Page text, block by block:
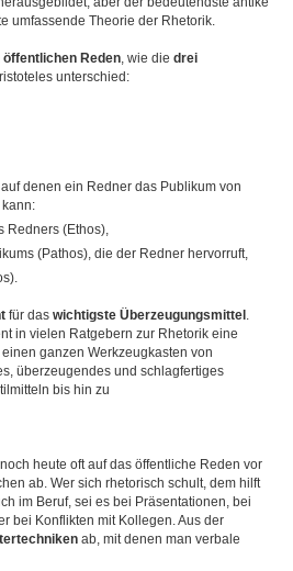
umfassende Theorie der Rhetorik.
öffentlichen Reden, wie die drei
unterschied:
denen ein Redner das Publikum von
Redners (Ethos),
(Pathos), die der Redner hervorruft,
für das wichtigste Überzeugungsmittel .
in vielen Ratgebern zur Rhetorik eine
ganzen Werkzeugkasten von
überzeugendes und schlagfertiges
bis hin zu
heute oft auf das öffentliche Reden vor
ab. Wer sich rhetorisch schult, dem hilft
im Beruf, sei es bei Präsentationen, bei
bei Konflikten mit Kollegen. Aus der
ab, mit denen man verbale